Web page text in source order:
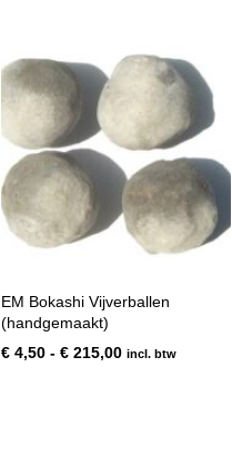
EM Bokashi Vijverballen
(handgemaakt)
€4,50 - €215,00Prijsklasse:
incl. btw